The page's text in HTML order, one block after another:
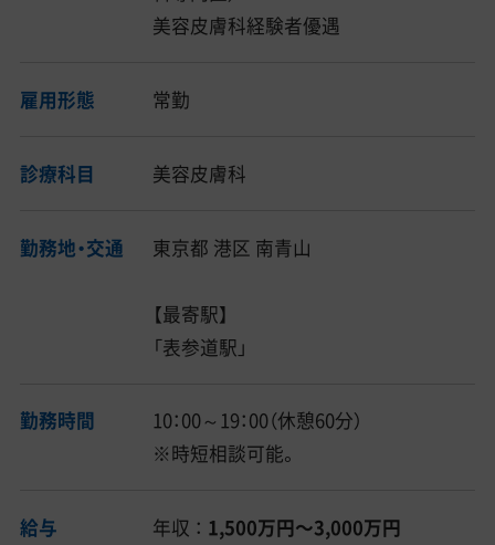
美容皮膚科経験者優遇
雇用形態 常勤
診療科目 美容皮膚科
勤務地・交通 東京都 港区 南青山
【最寄駅】
「表参道駅」
勤務時間
10：00～19：00（休憩60分）
※時短相談可能。
給与 年収 ： 1,500万円〜3,000万円